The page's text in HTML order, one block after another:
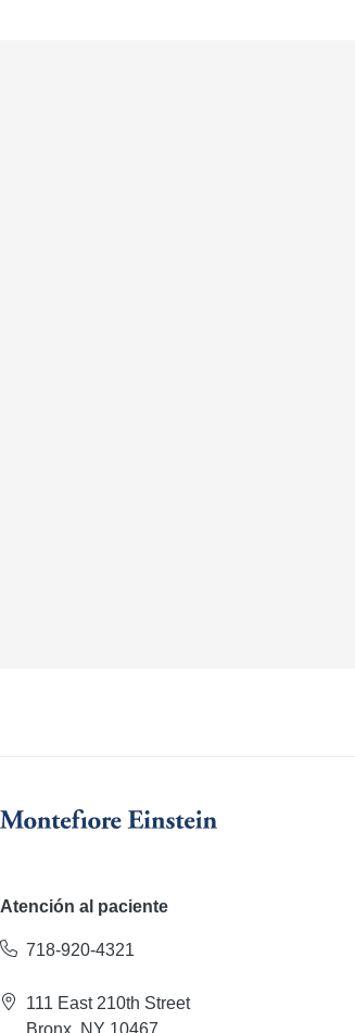
Atención al paciente
718-920-4321
111 East 210th Street
Bronx, NY 10467